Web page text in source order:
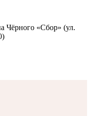
Чёрного «Сбор» (ул.